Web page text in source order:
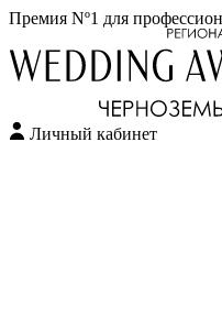
Премия Nº1 для
Личный кабинет